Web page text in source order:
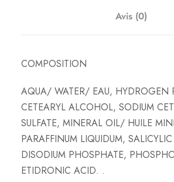
e
l
o
x
o
n
P
Avis (0)
COMPOSITION
AQUA/ WATER/ EAU, HYDROGEN
CETEARYL ALCOHOL, SODIUM
SULFATE, MINERAL OIL/ HUILE
PARAFFINUM LIQUIDUM,
DISODIUM PHOSPHATE,
ETIDRONIC ACID. .